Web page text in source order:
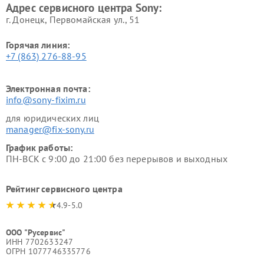
Адрес сервисного центра Sony:
г. Донецк, Первомайская ул., 51
Горячая линия:
+7 (863) 276-88-95
Электронная почта:
info@sony-fixim.ru
для юридических лиц
manager@fix-sony.ru
График работы:
ПН-ВСК с 9:00 до 21:00 без перерывов и выходных
Рейтинг сервисного центра
4.9-5.0
ООО "Русервис"
ИНН 7702633247
ОГРН 1077746335776